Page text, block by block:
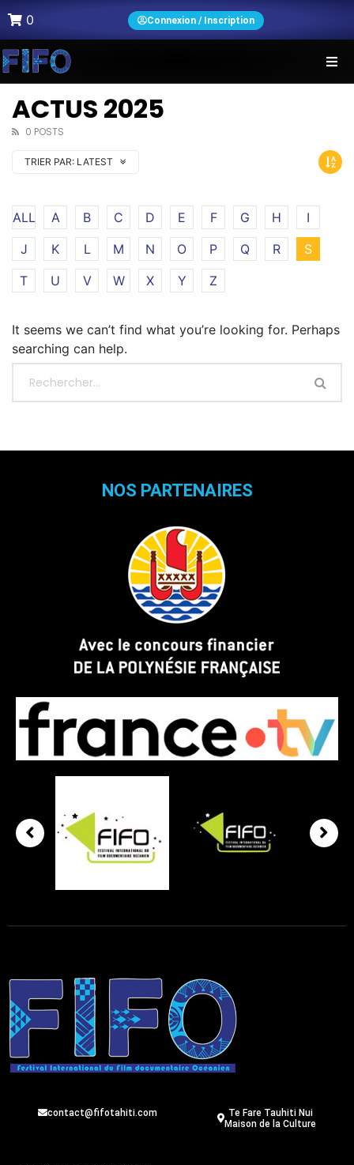
0 Connexion / Inscription
ACTUS 2025
0 POSTS
TRIER PAR: LATEST
ALL A B C D E F G H
I
J
K L M N O P Q R
S
T
U V W X Y Z
It seems we can’t find what you’re looking for. Perhaps
searching can help.
NOS PARTENAIRES
contact@fifotahiti.com
Te Fare Tauhiti Nui
Maison de la Culture